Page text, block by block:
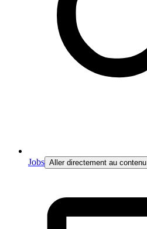
Jobs Aller directement au contenu